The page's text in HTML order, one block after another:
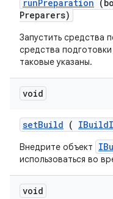
runPreparation
Preparers)
Запустить средства
средства
таковые указаны.
void
setBuild ( IBuild
Внедрите объект
использоваться во
void